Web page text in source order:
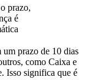
prazo,
é
um prazo de 10 dias
como Caixa e
Isso significa que é